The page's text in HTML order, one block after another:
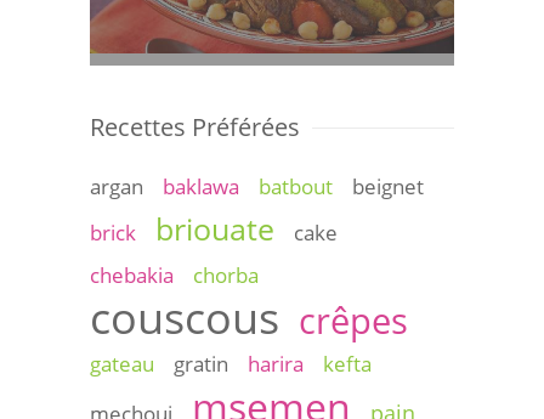
Recettes Préférées
argan baklawa batbout
beignet
brick
briouate
cake
chebakia
chorba
couscous crêpes
gateau gratin harira
kefta
msemen